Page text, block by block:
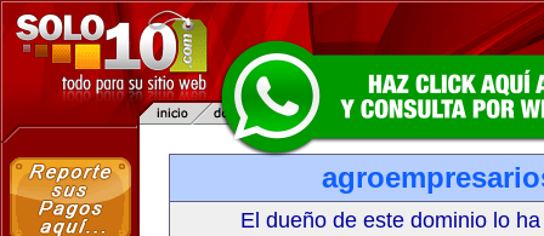
El dueño de este dominio lo